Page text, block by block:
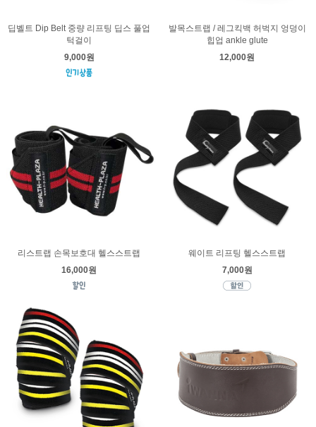
딥벨트 Dip Belt 중량 리프팅 딥스 풀업
턱걸이
9,000원
발목스트랩 / 레그킥백 허벅지 엉덩이
힙업 ankle glute
12,000원
리스트랩 손목보호대 헬스스트랩
16,000원
웨이트 리프팅 헬스스트랩
7,000원